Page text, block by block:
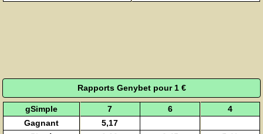
Rapports Genybet pour 1 €
gSimple 7 6
4
Gagnant
5,17